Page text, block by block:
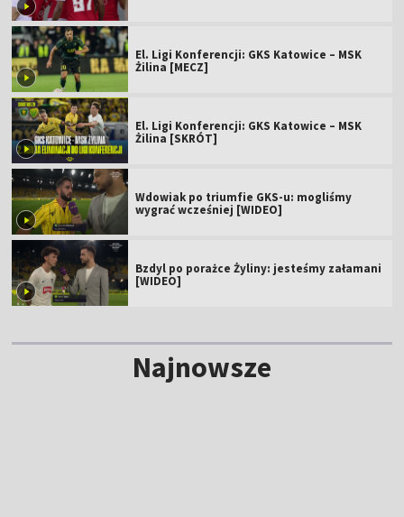
El. Ligi Konferencji: GKS Katowice – MSK
Żilina [MECZ]
El. Ligi Konferencji: GKS Katowice – MSK
Żilina [SKRÓT]
Wdowiak po triumfie GKS-u: mogliśmy
wygrać wcześniej [WIDEO]
Bzdyl po porażce Żyliny: jesteśmy załamani
[WIDEO]
Najnowsze